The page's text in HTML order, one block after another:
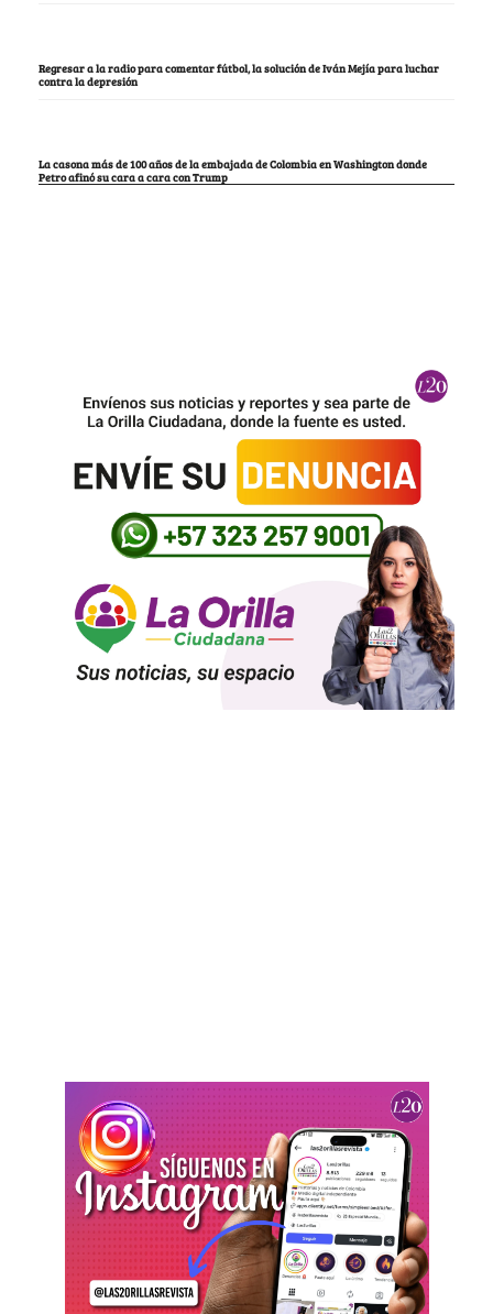
Regresar a la radio para comentar fútbol, la solución de Iván Mejía para luchar
contra la depresión
La casona más de 100 años de la embajada de Colombia en Washington donde
Petro afinó su cara a cara con Trump